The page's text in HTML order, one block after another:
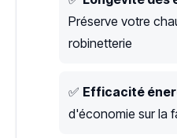
Préserve votre
robinetterie
✅ Efficacité
d'économie sur la